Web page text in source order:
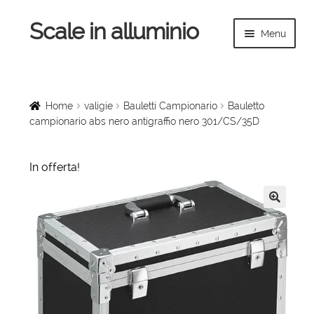
Vai
alla
Vai
al
Scale in alluminio Menu
Scale a chiocciola
il
menu
child
Scale in legno
Espandi
il
menu
child
Rampe di carico
Espandi
il
Home valigie Bauletti Campionario
Bauletto
campionario abs nero antigraffio nero 301/CS/35D
In offerta!
🔍